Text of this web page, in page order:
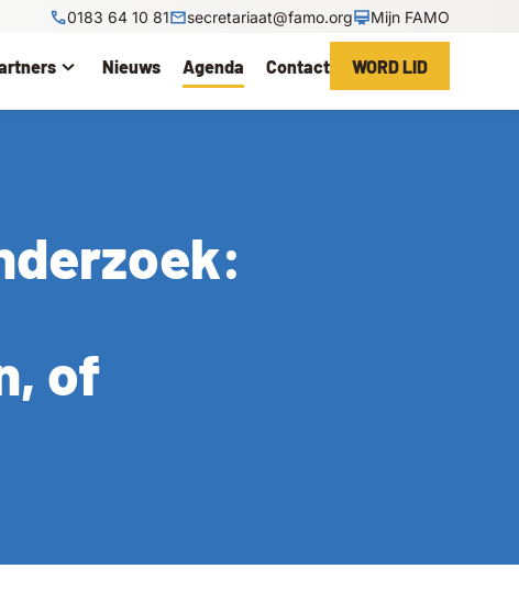
Nieuws Agenda Contact WORD LID
0183 64 10 81 secretariaat@famo.org Mijn FAMO
of